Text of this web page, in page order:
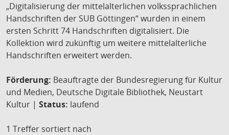
„Digitalisierung der mittelalterlichen volkssprachlichen
Handschriften der SUB Göttingen“ wurden in einem
ersten Schritt 74 Handschriften digitalisiert. Die
Kollektion wird zukünftig um weitere mittelalterliche
Handschriften erweitert werden.
Förderung: Beauftragte der Bundesregierung für Kultur
und Medien, Deutsche Digitale Bibliothek, Neustart
Kultur | Status: laufend
1 Treffer sortiert nach